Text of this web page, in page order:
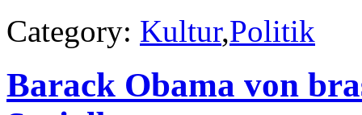
Category: Kultur,Politik
Barack Obama von